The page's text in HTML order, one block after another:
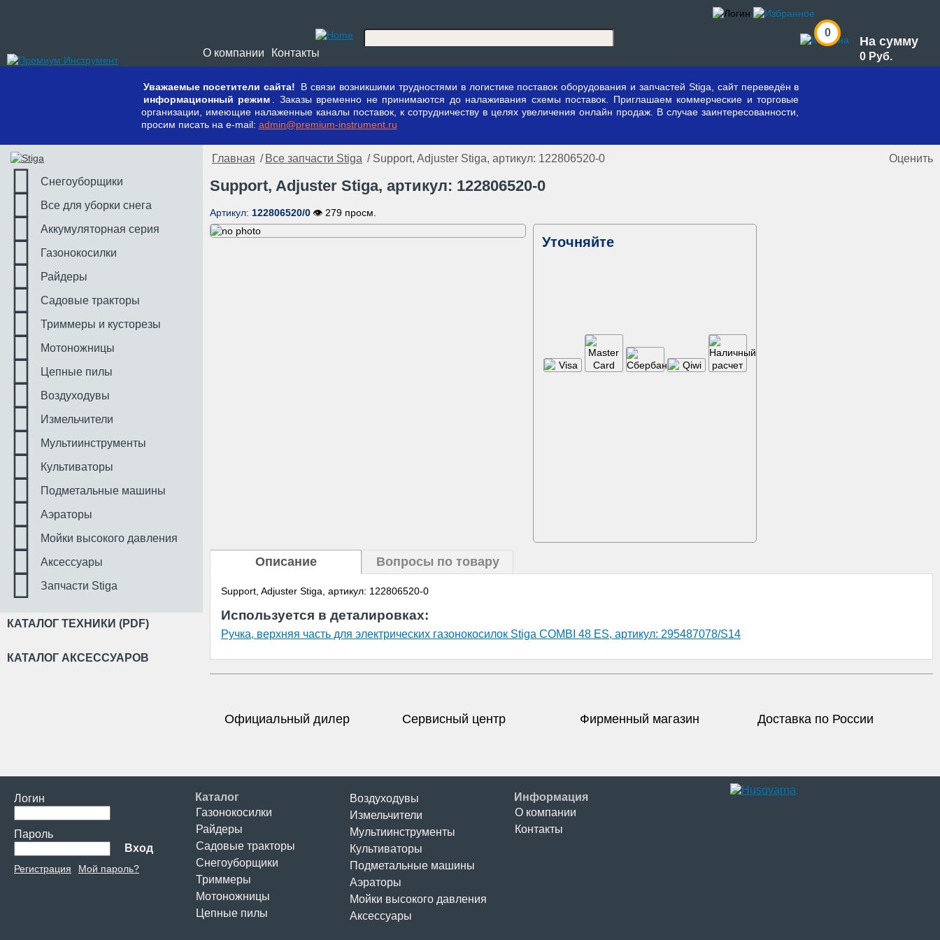
О компании Контакты
0
На сумму
0 Руб.
Уважаемые посетители сайта!
В связи возникшими трудностями в логистике поставок оборудования и запчастей Stiga, сайт переведён в
информационный режим
. Заказы временно не принимаются до налаживания схемы поставок. Приглашаем коммерческие и торговые
организации, имеющие налаженные каналы поставок, к сотрудничеству в целях увеличения онлайн продаж. В случае заинтересованности,
просим писать на e-mail: admin@premium-instrument.ru
Снегоуборщики
Все для уборки снега
Аккумуляторная серия
Газонокосилки
Райдеры
Садовые тракторы
Триммеры и кусторезы
Мотоножницы
Цепные пилы
Воздуходувы
Измельчители
Мультиинструменты
Культиваторы
Подметальные машины
Аэраторы
Мойки высокого давления
Аксессуары
Запчасти Stiga
КАТАЛОГ ТЕХНИКИ (PDF)
КАТАЛОГ АКСЕССУАРОВ
Главная / Все запчасти Stiga / Support, Adjuster Stiga, артикул: 122806520-0 Оценить
Support, Adjuster Stiga, артикул: 122806520-0
Артикул: 122806520/0 👁 279 просм.
Уточняйте
Описание Вопросы по товару
Support, Adjuster Stiga, артикул: 122806520-0
Используется в деталировках:
Ручка, верхняя часть для электрических газонокосилок Stiga COMBI 48 ES, артикул: 295487078/S14
Официальный дилер Сервисный центр Фирменный магазин Доставка по России
Логин
Пароль
Вход
Регистрация Мой пароль?
Каталог
Газонокосилки
Райдеры
Садовые тракторы
Снегоуборщики
Триммеры
Мотоножницы
Цепные пилы
Воздуходувы
Измельчители
Мультиинструменты
Культиваторы
Подметальные машины
Аэраторы
Мойки высокого давления
Аксессуары
Информация
О компании
Контакты